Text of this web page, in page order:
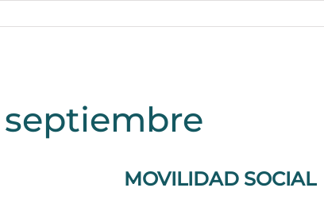
septiembre
MOVILIDAD SOCIAL